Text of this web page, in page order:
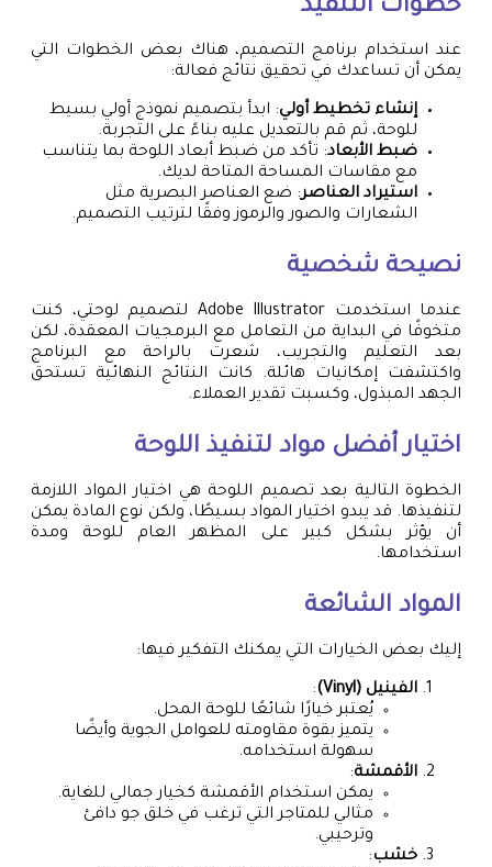
خطوات التنفيذ
عند استخدام برنامج التصميم، هناك بعض الخطوات التي
يمكن أن تساعدك في تحقيق نتائج فعالة:
إنشاء تخطيط أولي: ابدأ بتصميم نموذج أولي بسيط
للوحة، ثم قم بالتعديل عليه بناءً على التجربة.
ضبط الأبعاد: تأكد من ضبط أبعاد اللوحة بما يتناسب
مع مقاسات المساحة المتاحة لديك.
استيراد العناصر: ضع العناصر البصرية مثل
الشعارات والصور والرموز وفقًا لترتيب التصميم.
نصيحة شخصية
عندما استخدمت Adobe Illustrator لتصميم لوحتي، كنت
متخوفًا في البداية من التعامل مع البرمجيات المعقدة، لكن
بعد التعليم والتجريب، شعرت بالراحة مع البرنامج
واكتشفت إمكانيات هائلة. كانت النتائج النهائية تستحق
الجهد المبذول، وكسبت تقدير العملاء.
اختيار أفضل مواد لتنفيذ اللوحة
الخطوة التالية بعد تصميم اللوحة هي اختيار المواد اللازمة
لتنفيذها. قد يبدو اختيار المواد بسيطًا، ولكن نوع المادة يمكن
أن يؤثر بشكل كبير على المظهر العام للوحة ومدة
استخدامها.
المواد الشائعة
إليك بعض الخيارات التي يمكنك التفكير فيها:
الفينيل (Vinyl)
:
يُعتبر خيارًا شائعًا للوحة المحل.
يتميز بقوة مقاومته للعوامل الجوية وأيضًا
سهولة استخدامه.
الأقمشة:
يمكن استخدام الأقمشة كخيار جمالي للغاية.
مثالي للمتاجر التي ترغب في خلق جو دافئ
وترحيبي.
خشب: